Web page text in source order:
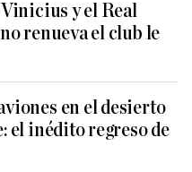
y el Real
renueva el club le
en el desierto
el inédito regreso de